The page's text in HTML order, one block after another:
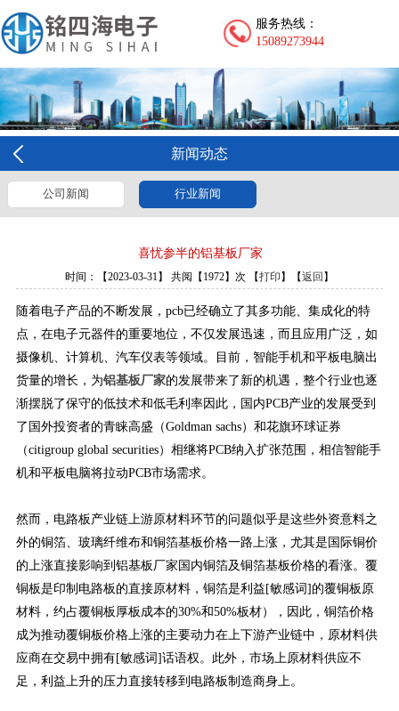
服务热线：
15089273944
新闻动态
公司新闻 行业新闻
喜忧参半的铝基板厂家
时间：【2023-03-31】 共阅【1972】次 【打印】【返回】
随着电子产品的不断发展，pcb已经确立了其多功能、集成化的特
点，在电子元器件的重要地位，不仅发展迅速，而且应用广泛，如
摄像机、计算机、汽车仪表等领域。目前，智能手机和平板电脑出
货量的增长，为铝基板厂家的发展带来了新的机遇，整个行业也逐
渐摆脱了保守的低技术和低毛利率因此，国内PCB产业的发展受到
了国外投资者的青睐高盛（Goldman sachs）和花旗环球证券
（citigroup global securities）相继将PCB纳入扩张范围，相信智能手
机和平板电脑将拉动PCB市场需求。
然而，电路板产业链上游原材料环节的问题似乎是这些外资意料之
外的铜箔、玻璃纤维布和铜箔基板价格一路上涨，尤其是国际铜价
的上涨直接影响到铝基板厂家国内铜箔及铜箔基板价格的看涨。覆
铜板是印制电路板的直接原材料，铜箔是利益[敏感词]的覆铜板原
材料，约占覆铜板厚板成本的30%和50%板材），因此，铜箔价格
成为推动覆铜板价格上涨的主要动力在上下游产业链中，原材料供
应商在交易中拥有[敏感词]话语权。此外，市场上原材料供应不
足，利益上升的压力直接转移到电路板制造商身上。